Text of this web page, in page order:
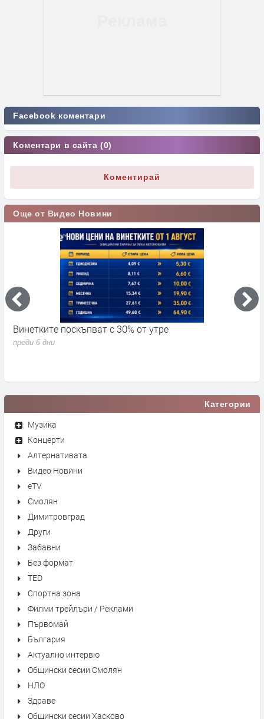
Facebook коментари
Коментари в сайта (0)
Коментирай
Още от Видео Новини
Винетките поскъпват с 30% от утре
преди 6 дни
Категории
Музика
Концерти
Алтернативата
Видео Новини
eTV
Смолян
Димитровград
Други
Забавни
Без формат
TED
Спортна зона
Филми трейлъри / Реклами
Първомай
България
Актуално интервю
Общински сесии Смолян
НЛО
Здраве
Общински сесии Хасково